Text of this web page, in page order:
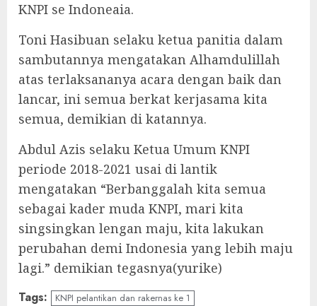
KNPI se Indoneaia.
Toni Hasibuan selaku ketua panitia dalam
sambutannya mengatakan Alhamdulillah
atas terlaksananya acara dengan baik dan
lancar, ini semua berkat kerjasama kita
semua, demikian di katannya.
Abdul Azis selaku Ketua Umum KNPI
periode 2018-2021 usai di lantik
mengatakan “Berbanggalah kita semua
sebagai kader muda KNPI, mari kita
singsingkan lengan maju, kita lakukan
perubahan demi Indonesia yang lebih maju
lagi.” demikian tegasnya(yurike)
Tags: KNPI pelantikan dan rakernas ke 1